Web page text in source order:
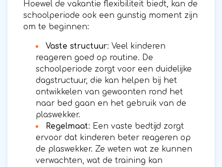
Hoewel de vakantie flexibiliteit biedt, kan de
schoolperiode ook een gunstig moment zijn
om te beginnen:
Vaste structuur: Veel kinderen
reageren goed op routine. De
schoolperiode zorgt voor een duidelijke
dagstructuur, die kan helpen bij het
ontwikkelen van gewoonten rond het
naar bed gaan en het gebruik van de
plaswekker.
Regelmaat: Een vaste bedtijd zorgt
ervoor dat kinderen beter reageren op
de plaswekker. Ze weten wat ze kunnen
verwachten, wat de training kan